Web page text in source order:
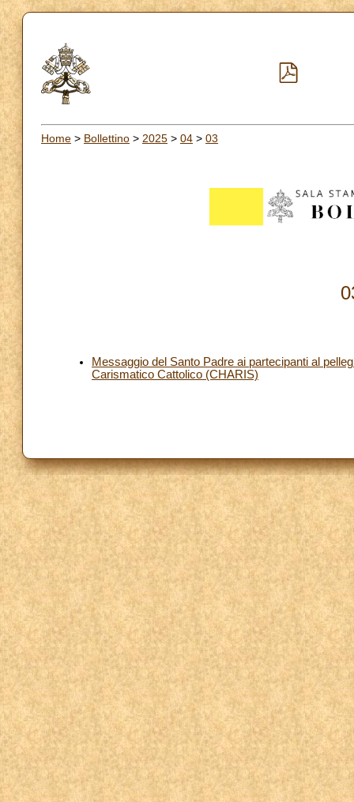
Home > Bollettino > 2025 > 04 > 03
Messaggio del Santo Padre ai partecipanti al
Carismatico Cattolico (CHARIS)